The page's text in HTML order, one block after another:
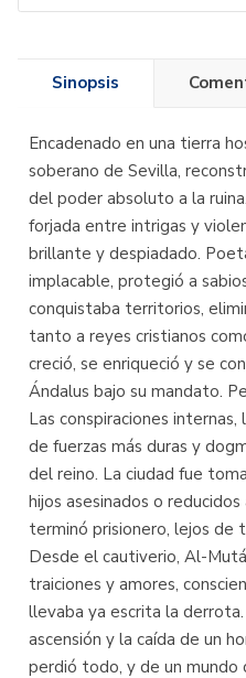
Sinopsis
Encadenado en una tierra
soberano de Sevilla,
del poder absoluto a la
forjada entre intrigas y
brillante y despiadado.
implacable, protegió a
conquistaba territorios,
tanto a reyes cristianos
creció, se enriqueció y se
Ándalus bajo su mandato.
Las conspiraciones
de fuerzas más duras y
del reino. La ciudad fue
hijos asesinados o
terminó prisionero, lejos de
Desde el cautiverio, Al-
traiciones y amores,
llevaba ya escrita la
ascensión y la caída de un
perdió todo, y de un